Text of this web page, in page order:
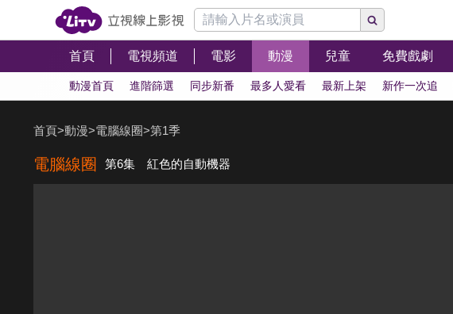
首頁 電視頻道 電影 動漫 兒童 免費戲劇
動漫首頁 進階篩選 同步新番 最多人愛看 最新上架 新作一次追
首頁>動漫>電腦線圈>第1季
電腦線圈 第6集 紅色的自動機器